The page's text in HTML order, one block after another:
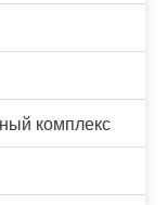
комплекс